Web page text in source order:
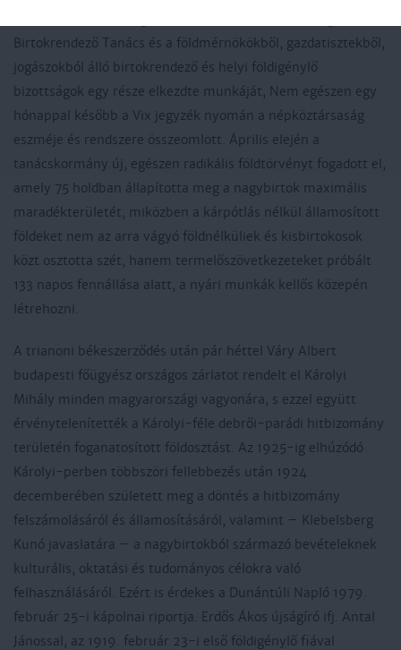
Birtokrendező Tanács és a földmérnökökből, gazdatisztekből,
jogászokból álló birtokrendező és helyi földigénylő
bizottságok egy része elkezdte munkáját, Nem egészen egy
hónappal később a Vix jegyzék nyomán a népköztársaság
eszméje és rendszere összeomlott. Április elején a
tanácskormány új, egészen radikális földtörvényt fogadott el,
amely 75 holdban állapította meg a nagybirtok maximális
maradékterületét, miközben a kárpótlás nélkül államosított
földeket nem az arra vágyó földnélküliek és kisbirtokosok
közt osztotta szét, hanem termelőszövetkezeteket próbált
133 napos fennállása alatt, a nyári munkák kellős közepén
létrehozni.
A trianoni békeszerződés után pár héttel Váry Albert
budapesti főügyész országos zárlatot rendelt el Károlyi
Mihály minden magyarországi vagyonára, s ezzel együtt
érvénytelenítették a Károlyi-féle debrői-parádi hitbizomány
területén foganatosított földosztást. Az 1925-ig elhúzódó
Károlyi-perben többszöri fellebbezés után 1924
decemberében született meg a döntés a hitbizomány
felszámolásáról és államosításáról, valamint – Klebelsberg
Kunó javaslatára – a nagybirtokból származó bevételeknek
kulturális, oktatási és tudományos célokra való
felhasználásáról. Ezért is érdekes a Dunántúli Napló 1979.
február 25-i kápolnai riportja. Erdős Ákos újságíró ifj. Antal
Jánossal, az 1919. február 23-i első földigénylő fiával